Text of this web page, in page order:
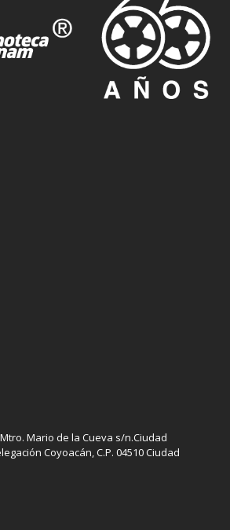
Mario de la Cueva s/n.Ciudad
Coyoacán, C.P. 04510 Ciudad